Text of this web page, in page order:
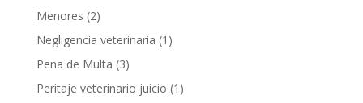
Menores (2)
Negligencia veterinaria (1)
Pena de Multa (3)
Peritaje veterinario juicio (1)